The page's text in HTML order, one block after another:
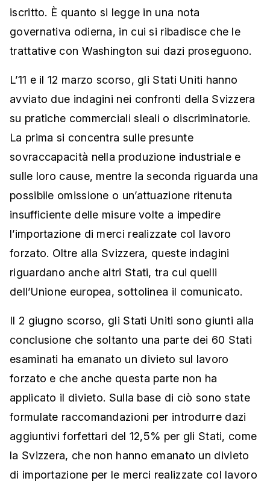
iscritto. È quanto si legge in una nota
governativa odierna, in cui si ribadisce che le
trattative con Washington sui dazi proseguono.
L’11 e il 12 marzo scorso, gli Stati Uniti hanno
avviato due indagini nei confronti della Svizzera
su pratiche commerciali sleali o discriminatorie.
La prima si concentra sulle presunte
sovraccapacità nella produzione industriale e
sulle loro cause, mentre la seconda riguarda una
possibile omissione o un’attuazione ritenuta
insufficiente delle misure volte a impedire
l’importazione di merci realizzate col lavoro
forzato. Oltre alla Svizzera, queste indagini
riguardano anche altri Stati, tra cui quelli
dell’Unione europea, sottolinea il comunicato.
Il 2 giugno scorso, gli Stati Uniti sono giunti alla
conclusione che soltanto una parte dei 60 Stati
esaminati ha emanato un divieto sul lavoro
forzato e che anche questa parte non ha
applicato il divieto. Sulla base di ciò sono state
formulate raccomandazioni per introdurre dazi
aggiuntivi forfettari del 12,5% per gli Stati, come
la Svizzera, che non hanno emanato un divieto
di importazione per le merci realizzate col lavoro